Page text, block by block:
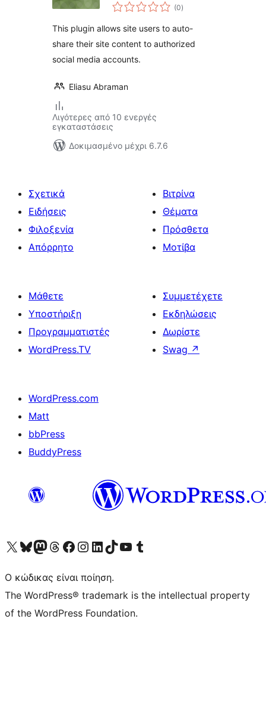
(0αξιολογήσεις
σύνολο
)
This plugin allows site users to auto-
share their site content to authorized
social media accounts.
Eliasu Abraman
Λιγότερες από 10 ενεργές
εγκαταστάσεις
Δοκιμασμένο μέχρι 6.7.6
Σχετικά
Ειδήσεις
Φιλοξενία
Απόρρητο
Βιτρίνα
Θέματα
Πρόσθετα
Μοτίβα
Μάθετε
Υποστήριξη
Προγραμματιστές
WordPress.TV
Συμμετέχετε
Εκδηλώσεις
Δωρίστε
Swag ↗
WordPress.com
Matt
bbPress
BuddyPress
Visit our X (formerly Twitter) account
Visit our Bluesky account
Επισκεφθείτε τον λογαριασμό μας στο Mastodon
Visit our Threads account
Επισκεφτείτε τη σελίδα μας στο Facebook
Επισκεφθείτε τον λογαριασμό μας Instagram
Επισκεφθείτε τον λογαριασμό μας LinkedIn
Visit our TikTok account
Visit our YouTube channel
Visit our Tumblr account
Ο κώδικας είναι ποίηση.
The WordPress® trademark is the intellectual property
of the WordPress Foundation.